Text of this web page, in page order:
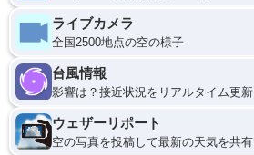
ライブカメラ
全国2500地点の空の様子
台風情報
影響は？接近状況をリアルタイム更新
ウェザーリポート
空の写真を投稿して最新の天気を共有